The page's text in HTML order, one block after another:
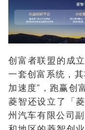
创富者联盟的成
一套创富系统 ，
加速度” ， 跑赢创
菱智还设立了「
州汽车有限公司